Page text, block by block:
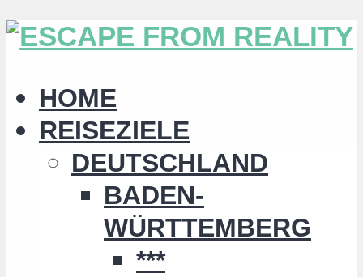
HOME
REISEZIELE
DEUTSCHLAND
BADEN-
WÜRTTEMBERG
***